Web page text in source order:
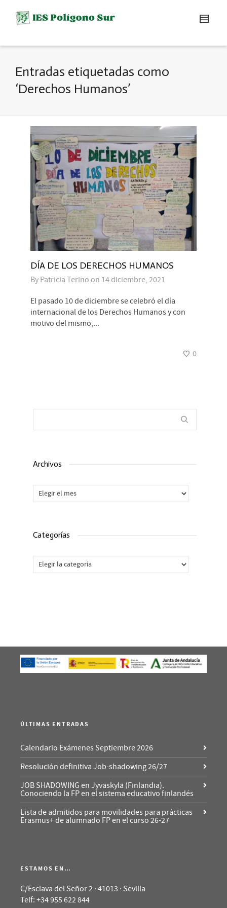
Entradas etiquetadas como
‘Derechos Humanos’
DÍA DE LOS DERECHOS HUMANOS
By Patricia Terino on 14 diciembre, 2021
El pasado 10 de diciembre se celebró el día
internacional de los Derechos Humanos y con
motivo del mismo,...
0
Archivos
Archivos
Categorías
Categorías
ÚLTIMAS ENTRADAS
Calendario Exámenes Septiembre 2026
Resolución definitiva Job-shadowing 26/27
JOB SHADOWING en Jyväskylä (Finlandia).
Conociendo la FP en el sistema educativo finlandés
Lista de admitidos para movilidades para prácticas
Erasmus+ de alumnado FP en el curso 26-27
ESTAMOS EN…
C/Esclava del Señor 2 · 41013 · Sevilla
Telf: +34 955 622 844